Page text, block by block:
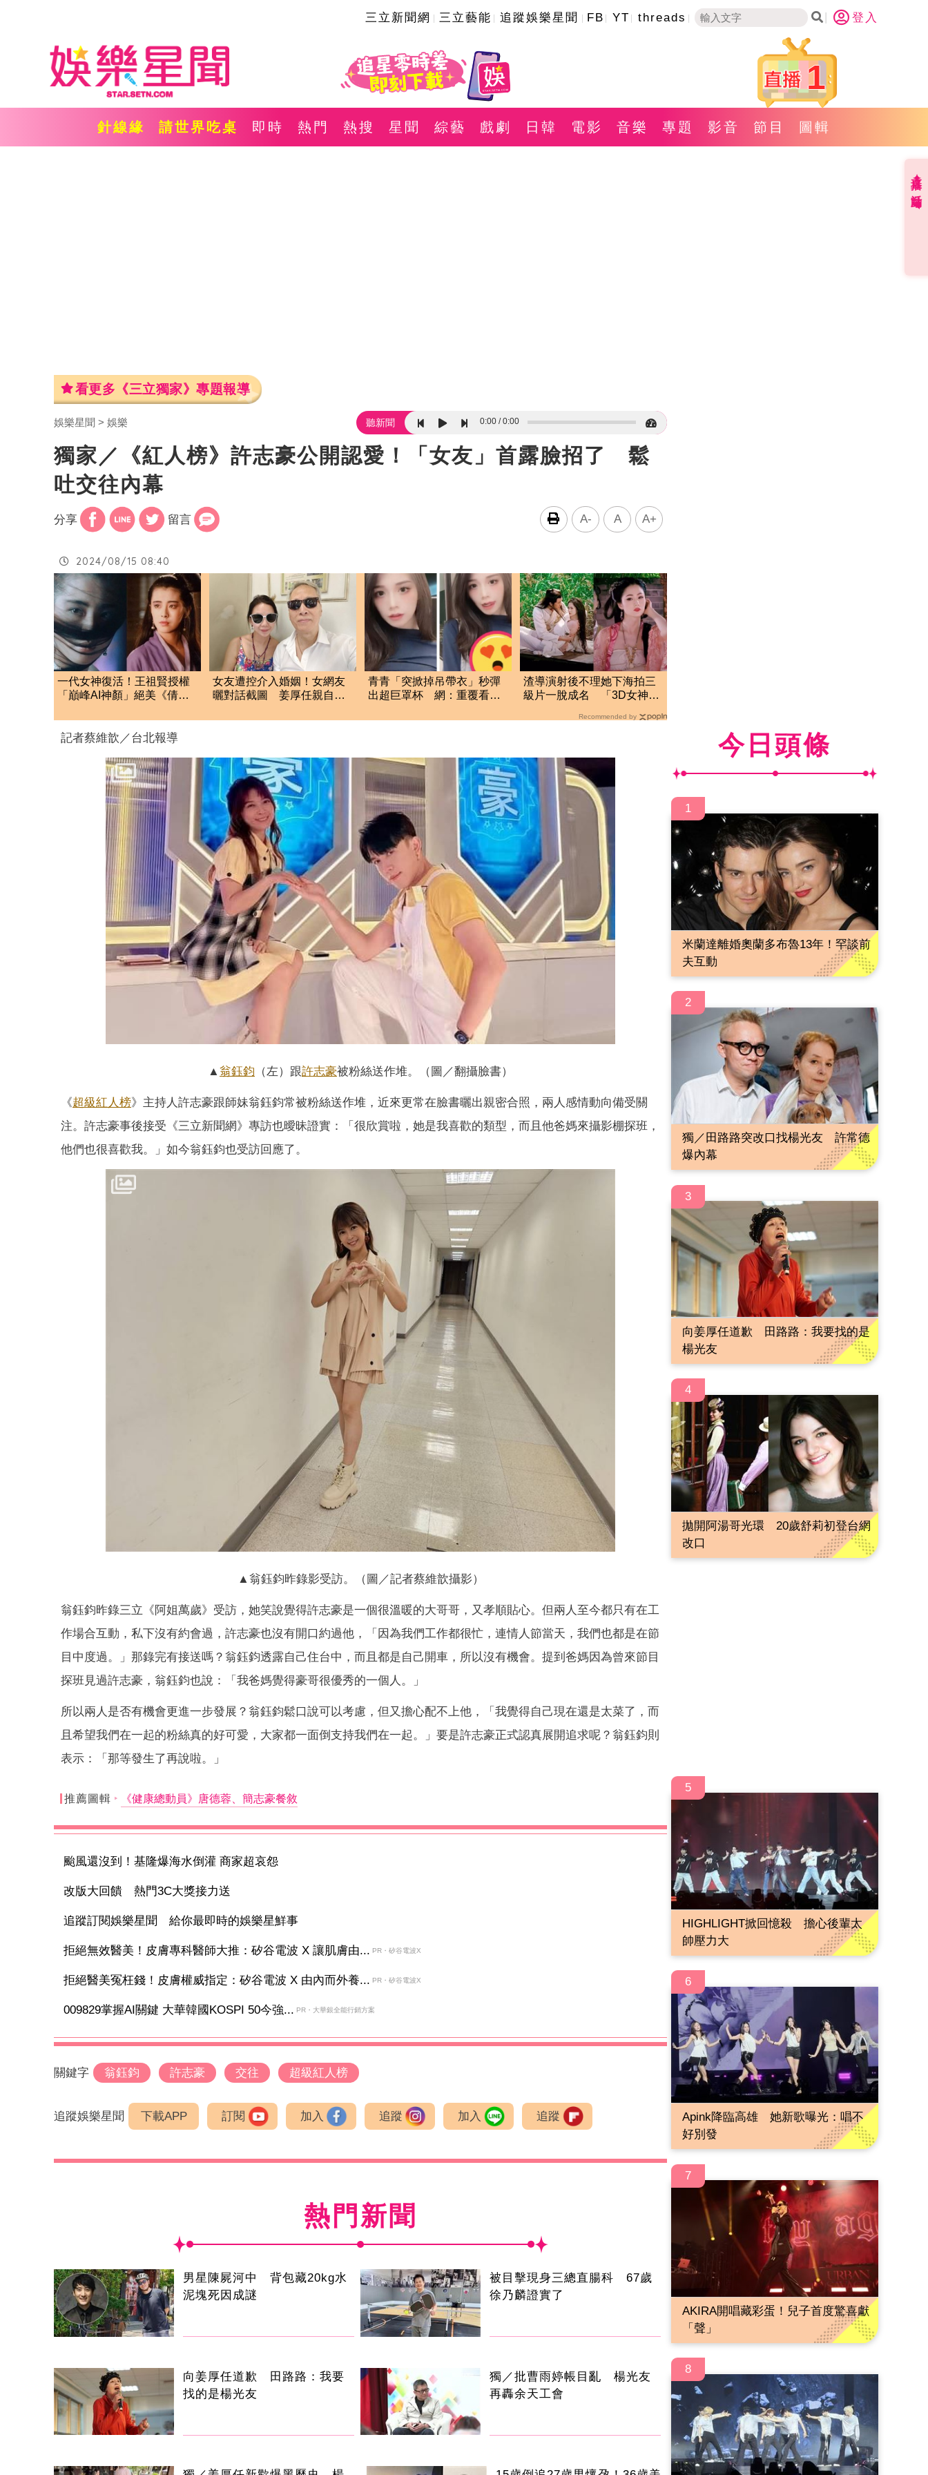
三立新聞網 三立藝能 追蹤娛樂星聞 FB YT threads 登入
1
針線緣 請世界吃桌 即時 熱門 熱搜 星聞 綜藝 戲劇 日韓 電影 音樂 專題 影音 節目 圖輯
看更多《三立獨家》專題報導
娛樂星聞 娛樂 聽新聞 0:00 0:00
獨家／《紅人榜》許志豪公開認愛！「女友」首露臉招了 鬆
吐交往內幕
分享 留言 A- A A+
2024/08/15 08:40
一代女神復活！王祖賢授權
「巔峰AI神顏」絕美《倩女
女友遭控介入婚姻！女網友
曬對話截圖 姜厚任親自回
青青「突掀掉吊帶衣」秒彈
出超巨罩杯 網：重覆看了
渣導演射後不理她下海拍三
級片一脫成名 「3D女神」
Recommended by
記者蔡維歆／台北報導
▲翁鈺鈞 （左）跟許志豪被粉絲送作堆。（圖／翻攝臉書）
《超級紅人榜》主持人許志豪跟師妹翁鈺鈞常被粉絲送作堆，近來更常在臉書曬出親密合照，兩人感情動向備受關
注。許志豪事後接受《三立新聞網》專訪也曖昧證實：「很欣賞啦，她是我喜歡的類型，而且他爸媽來攝影棚探班，
他們也很喜歡我。」如今翁鈺鈞也受訪回應了。
▲翁鈺鈞昨錄影受訪。（圖／記者蔡維歆攝影）
翁鈺鈞昨錄三立《阿姐萬歲》受訪，她笑說覺得許志豪是一個很溫暖的大哥哥，又孝順貼心。但兩人至今都只有在工
作場合互動，私下沒有約會過，許志豪也沒有開口約過他，「因為我們工作都很忙，連情人節當天，我們也都是在節
目中度過。」那錄完有接送嗎？翁鈺鈞透露自己住台中，而且都是自己開車，所以沒有機會。提到爸媽因為曾來節目
探班見過許志豪，翁鈺鈞也說：「我爸媽覺得豪哥很優秀的一個人。」
所以兩人是否有機會更進一步發展？翁鈺鈞鬆口說可以考慮，但又擔心配不上他，「我覺得自己現在還是太菜了，而
且希望我們在一起的粉絲真的好可愛，大家都一面倒支持我們在一起。」要是許志豪正式認真展開追求呢？翁鈺鈞則
表示：「那等發生了再說啦。」
推薦圖輯 《健康總動員》唐德蓉、簡志豪餐敘
颱風還沒到！基隆爆海水倒灌 商家超哀怨
改版大回饋 熱門3C大獎接力送
追蹤訂閱娛樂星聞 給你最即時的娛樂星鮮事
拒絕無效醫美！皮膚專科醫師大推：矽谷電波 X 讓肌膚由... PR・矽谷電波X
拒絕醫美冤枉錢！皮膚權威指定：矽谷電波 X 由內而外養... PR・矽谷電波X
009829掌握AI關鍵 大華韓國KOSPI 50今強... PR・大華銀全能行銷方案
關鍵字 翁鈺鈞 許志豪 交往 超級紅人榜
追蹤娛樂星聞 下載APP 訂閱 加入 追蹤 加入 追蹤
熱門新聞
男星陳屍河中 背包藏20kg水
泥塊死因成謎
被目擊現身三總直腸科 67歲
徐乃麟證實了
向姜厚任道歉 田路路：我要
找的是楊光友
獨／批曹雨婷帳目亂 楊光友
再轟余天工會
今日頭條
1
米蘭達離婚奧蘭多布魯13年！罕談前
夫互動
2
獨／田路路突改口找楊光友 許常德
爆內幕
3
向姜厚任道歉 田路路：我要找的是
楊光友
4
拋開阿湯哥光環 20歲舒莉初登台網
改口
5
HIGHLIGHT掀回憶殺 擔心後輩太
帥壓力大
6
Apink降臨高雄 她新歌曝光：唱不
好別發
7
AKIRA開唱藏彩蛋！兒子首度驚喜獻
「聲」
8
直播✦活動